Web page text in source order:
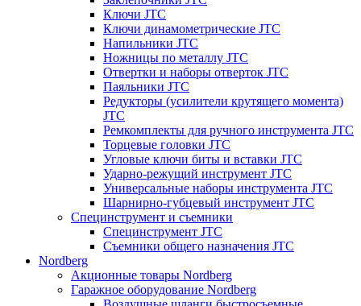
Ключи JTC
Ключи динамометрические JTC
Напильники JTC
Ножницы по металлу JTC
Отвертки и наборы отверток JTC
Паяльники JTC
Редукторы (усилители крутящего момента)
JTC
Ремкомплекты для ручного инструмента JTC
Торцевые головки JTC
Угловые ключи биты и вставки JTC
Ударно-режущий инструмент JTC
Универсальные наборы инструмента JTC
Шарнирно-губцевый инструмент JTC
Специнструмент и съемники
Специнструмент JTC
Съемники общего назначения JTC
Nordberg
Акционные товары Nordberg
Гаражное оборудование Nordberg